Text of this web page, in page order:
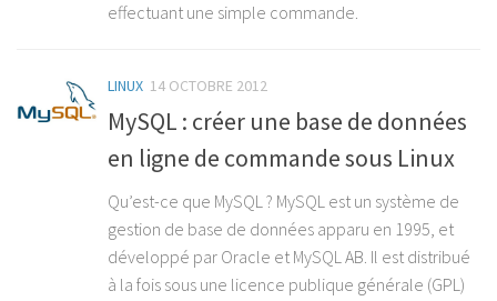
effectuant une simple commande.
LINUX 14 OCTOBRE 2012
MySQL : créer une base de données
en ligne de commande sous Linux
Qu’est-ce que MySQL ? MySQL est un système de
gestion de base de données apparu en 1995, et
développé par Oracle et MySQL AB. Il est distribué
à la fois sous une licence publique générale (GPL)